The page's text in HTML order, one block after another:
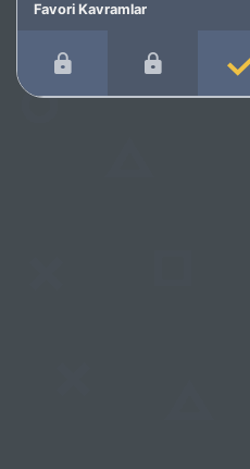
Favori Kavramlar